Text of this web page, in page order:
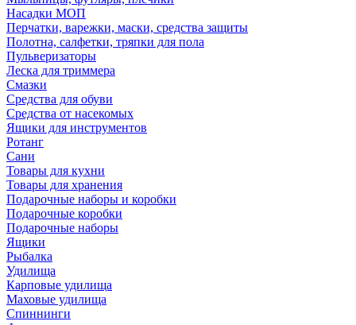
Насадки МОП
Перчатки, варежки, маски, средства защиты
Полотна, салфетки, тряпки для пола
Пульверизаторы
Леска для триммера
Смазки
Средства для обуви
Средства от насекомых
Ящики для инструментов
Ротанг
Сани
Товары для кухни
Товары для хранения
Подарочные наборы и коробки
Подарочные коробки
Подарочные наборы
Ящики
Рыбалка
Удилища
Карповые удилища
Маховые удилища
Спиннинги